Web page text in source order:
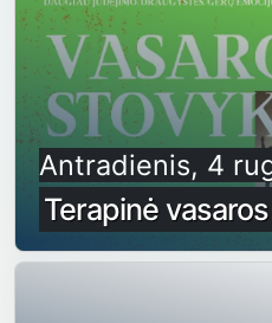
Antradienis, 4
Terapinė